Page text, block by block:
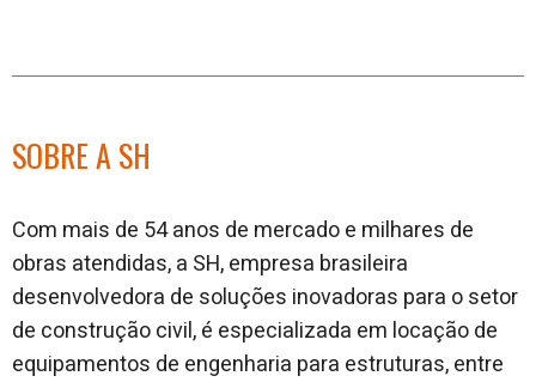
SOBRE A SH
Com mais de 54 anos de mercado e milhares de
obras atendidas, a SH, empresa brasileira
desenvolvedora de soluções inovadoras para o setor
de construção civil, é especializada em locação de
equipamentos de engenharia para estruturas, entre